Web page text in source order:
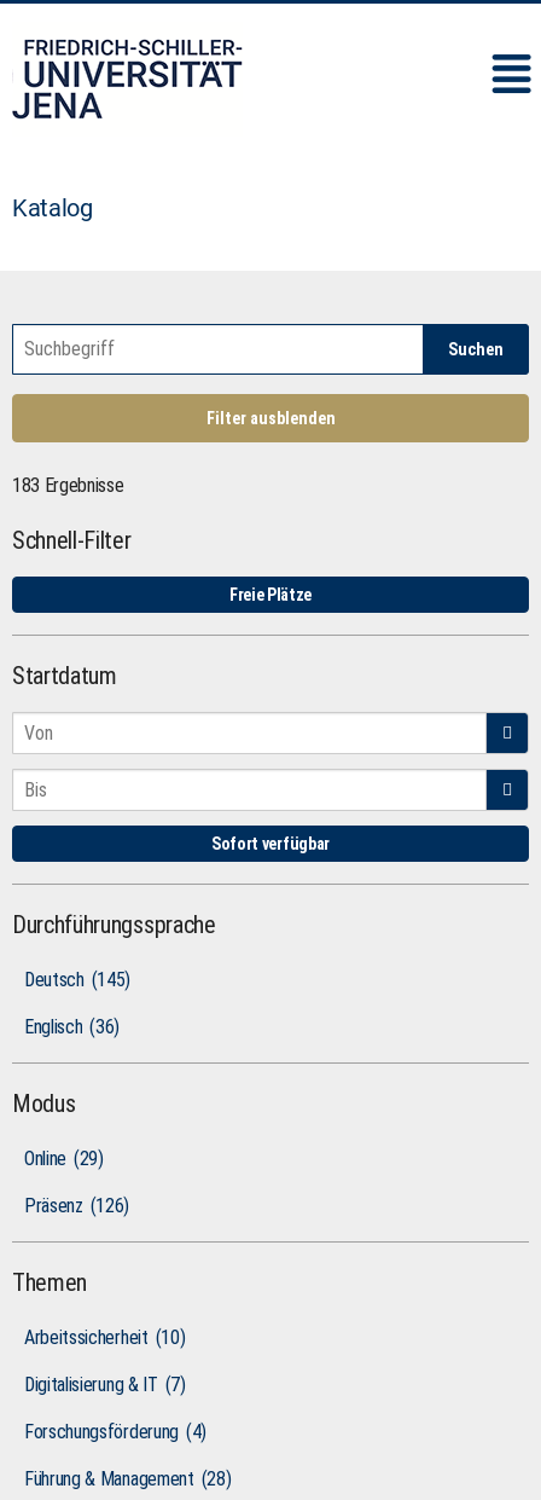
Katalog
Suchen
Filter ausblenden
183 Ergebnisse
Schnell-Filter
Freie Plätze
Startdatum
Sofort verfügbar
Durchführungssprache
Deutsch (145)
Englisch (36)
Modus
Online (29)
Präsenz (126)
Themen
Arbeitssicherheit (10)
Digitalisierung & IT (7)
Forschungsförderung (4)
Führung & Management (28)